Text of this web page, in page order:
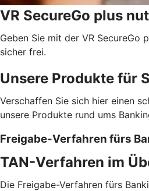
VR SecureGo plus
Geben Sie mit der VR SecureGo
sicher frei.
Unsere Produkte für
Verschaffen Sie sich hier einen
unsere Produkte rund ums
Freigabe-Verfahren fürs
TAN-Verfahren im
Die Freigabe-Verfahren fürs